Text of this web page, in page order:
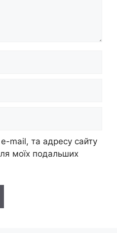
mail, та адресу сайту
моїх подальших